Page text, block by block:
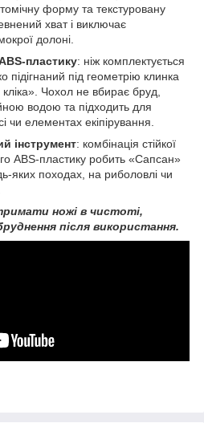
форму та текстуровану
хват і виключає
долоні.
пластику: ніж комплектується
підігнаний під геометрію клинка
Чохол не вбирає бруд,
водою та підходить для
чи елементах екіпірування.
інструмент: комбінація стійкої
ABS-пластику робить «Сапсан»
яких походах, на риболовлі чи
ножі в чистоті,
після використання.